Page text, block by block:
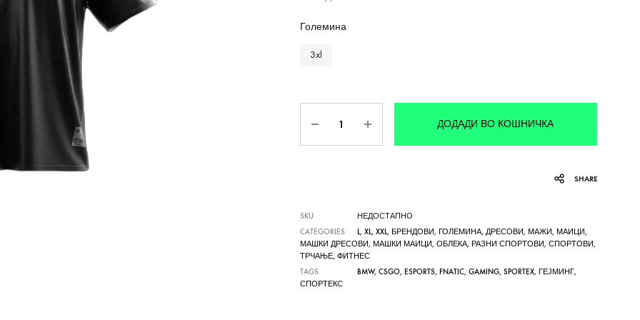
Чизми
Големина
3xl
ДОДАДИ ВО КОШНИЧКА
SHARE
SKU
НЕДОСТАПНО
CATEGORIES
L, XL, XXL, БРЕНДОВИ, ГОЛЕМИНА, ДРЕСОВИ, МАЖИ, МАИЦИ,
МАШКИ ДРЕСОВИ, МАШКИ МАИЦИ, ОБЛЕКА, РАЗНИ СПОРТОВИ, СПОРТОВИ,
ТРЧАЊЕ, ФИТНЕС
TAGS
BMW, CSGO, ESPORTS, FNATIC, GAMING, SPORTEX, ГЕЈМИНГ,
СПОРТЕКС